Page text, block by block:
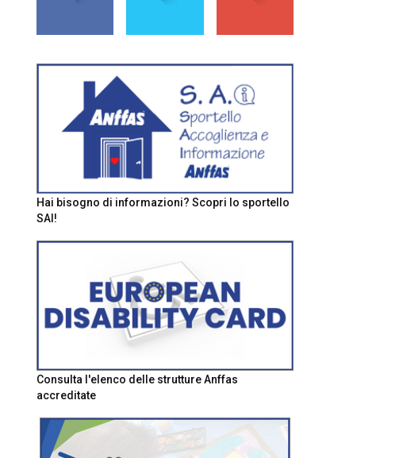
Hai bisogno di informazioni? Scopri lo sportello
SAI!
Consulta l'elenco delle strutture Anffas
accreditate